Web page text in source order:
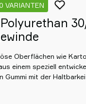
VARIANTEN
Oberflächen wie
einem speziell
mit der
hinterlässt keine